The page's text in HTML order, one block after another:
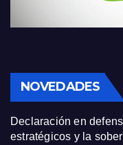
NOVEDADES
Declaración en
estratégicos y la